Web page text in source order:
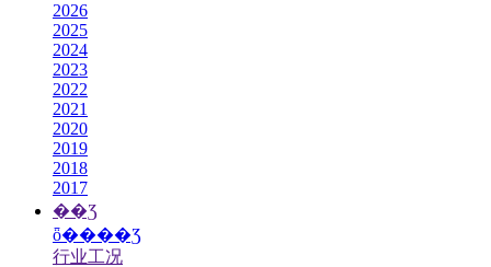
2026
2025
2024
2023
2022
2021
2020
2019
2018
2017
��Ʒ
ȫ����Ʒ
行业工况